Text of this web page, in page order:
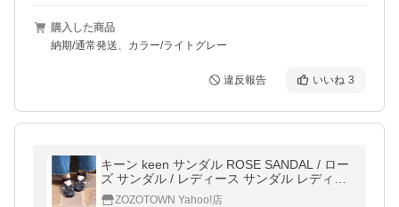
購入した商品
納期/通常発送、カラー/ライトグレー
違反報告 いいね 3
キーン keen サンダル ROSE SANDAL / ロー
ズ サンダル / レディース サンダル レディー
スZOZOTOWN Yahoo!店